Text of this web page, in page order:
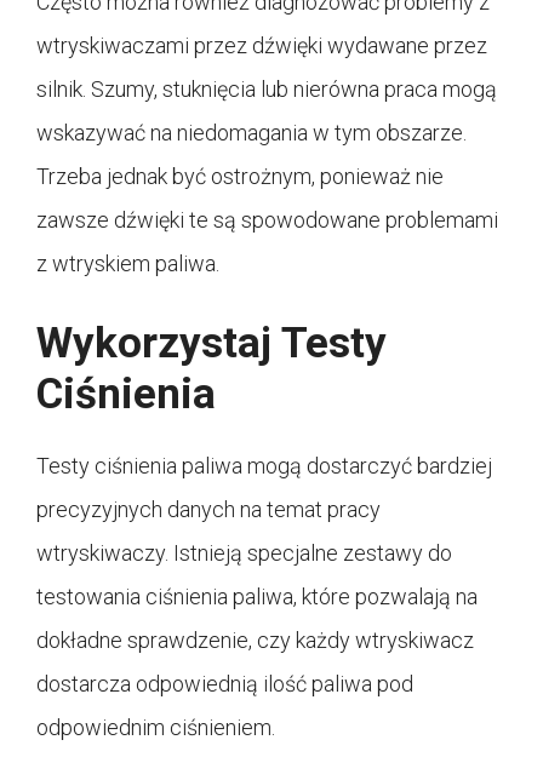
wtryskiwaczami przez dźwięki wydawane przez
silnik. Szumy, stuknięcia lub nierówna praca mogą
wskazywać na niedomagania w tym obszarze.
Trzeba jednak być ostrożnym, ponieważ nie
zawsze dźwięki te są spowodowane problemami
z wtryskiem paliwa.
Wykorzystaj Testy
Ciśnienia
Testy ciśnienia paliwa mogą dostarczyć bardziej
precyzyjnych danych na temat pracy
wtryskiwaczy. Istnieją specjalne zestawy do
testowania ciśnienia paliwa, które pozwalają na
dokładne sprawdzenie, czy każdy wtryskiwacz
dostarcza odpowiednią ilość paliwa pod
odpowiednim ciśnieniem.